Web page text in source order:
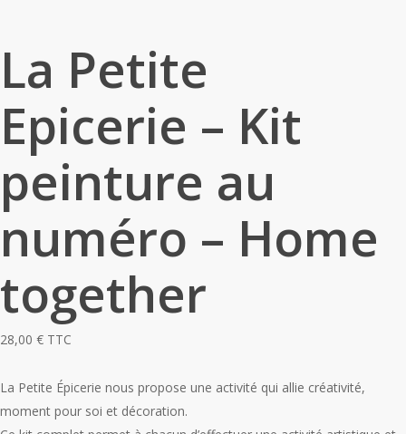
La Petite
Epicerie – Kit
peinture au
numéro – Home
together
28,00 € TTC
La Petite Épicerie nous propose une activité qui allie créativité,
moment pour soi et décoration.